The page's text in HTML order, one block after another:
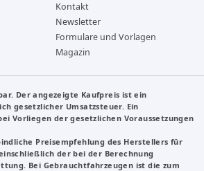
Kontakt
Newsletter
Formulare und Vorlagen
Magazin
Der angezeigte Kaufpreis ist ein
gesetzlicher Umsatzsteuer. Ein
Vorliegen der gesetzlichen Voraussetzungen
Preisempfehlung des Herstellers für
der bei der Berechnung
Bei Gebrauchtfahrzeugen ist die zum